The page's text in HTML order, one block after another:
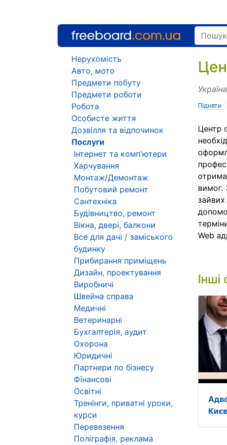
Підняти
Центр
вимог.
зайвих
Web
Інші
Нерухомість
Авто, мото
Предмети побуту
Предмети роботи
Робота
Особисте життя
Дозвілля та відпочинок
Послуги
Інтернет та комп'ютери
Харчування
Монтаж/Демонтаж
Побутовий ремонт
Сантехніка
Будівництво, ремонт
Вікна, двері, балкони
Все для дачі / заміського
будинку
Прибирання приміщень
Дизайн, проектування
Виробничі
Швейна справа
Медичні
Ветеринарні
Бухгалтерія, аудит
Охорона
Юридичні
Партнери по бізнесу
Фінансові
Освітні
Тренінги, приватні уроки,
курси
Перевезення
Поліграфія, реклама